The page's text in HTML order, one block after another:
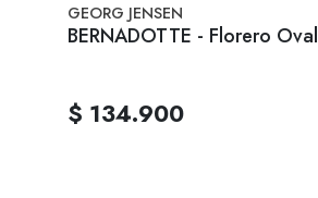
GEORG JENSEN
BERNADOTTE - Florero Oval
$ 134.900